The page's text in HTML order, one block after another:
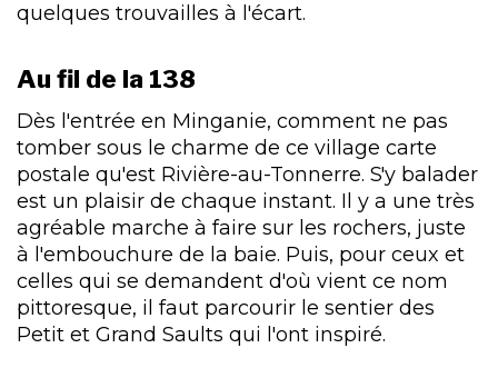
quelques trouvailles à l'écart.
Au fil de la 138
Dès l'entrée en Minganie, comment ne pas
tomber sous le charme de ce village carte
postale qu'est Rivière-au-Tonnerre. S'y balader
est un plaisir de chaque instant. Il y a une très
agréable marche à faire sur les rochers, juste
à l'embouchure de la baie. Puis, pour ceux et
celles qui se demandent d'où vient ce nom
pittoresque, il faut parcourir le sentier des
Petit et Grand Saults qui l'ont inspiré.